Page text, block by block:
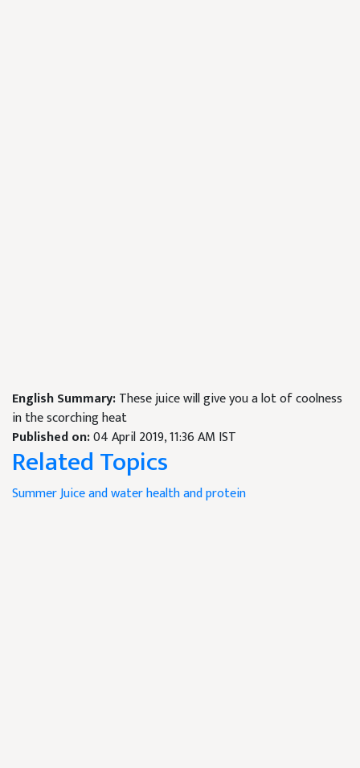
English Summary:These juice will give you a lot of coolness
in the scorching heat
Published on:04 April 2019, 11:36 AM IST
Related Topics
SummerJuice and waterhealth and protein